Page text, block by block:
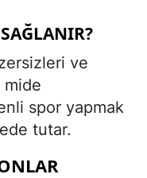
ve
mide
spor yapmak
tutar.